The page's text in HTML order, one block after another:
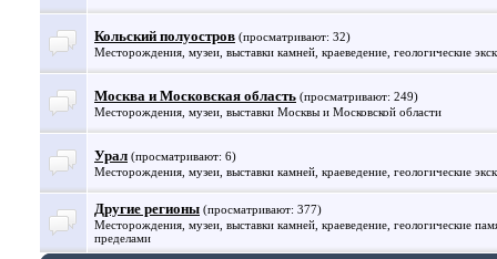
Кольский полуостров (просматривают: 32)
Месторождения, музеи, выставки камней, краеведение, геологические
Москва и Московская область (просматривают: 249)
Месторождения, музеи, выставки Москвы и Московской области
Урал (просматривают: 6)
Месторождения, музеи, выставки камней, краеведение, геологические
Другие регионы (просматривают: 377)
Месторождения, музеи, выставки камней, краеведение, геологические
пределами